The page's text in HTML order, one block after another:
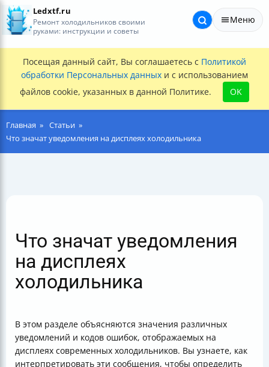
Ledxtf.ru
Ремонт холодильников своими
руками: инструкции и советы
Меню
Посещая данный сайт, Вы соглашаетесь с Политикой
обработки Персональных данных и с использованием
файлов cookie, указанных в данной Политике.
OK
Главная
Статьи
Что значат уведомления на дисплеях холодильника
Что значат уведомления
на дисплеях
холодильника
В этом разделе объясняются значения различных
уведомлений и кодов ошибок, отображаемых на
дисплеях современных холодильников. Вы узнаете, как
интерпретировать эти сообщения, чтобы определить